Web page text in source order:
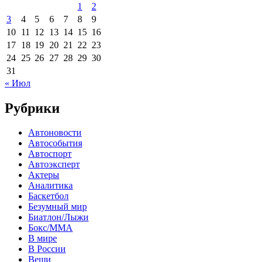
1
2
3
4 5 6 7 8
9
10 11 12 13 14 15 16
17 18 19 20 21 22 23
24 25 26 27 28 29 30
31
« Июл
Рубрики
Автоновости
Автособытия
Автоспорт
Автоэксперт
Актеры
Аналитика
Баскетбол
Безумный мир
Биатлон/Лыжи
Бокс/MMA
В мире
В России
Вещи